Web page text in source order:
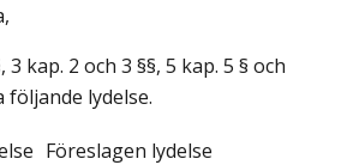
3 kap. 2 och 3 §§, 5 kap. 5 § och
följande lydelse.
Föreslagen lydelse